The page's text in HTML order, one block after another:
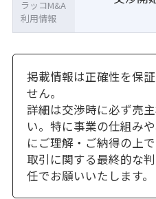
ラッコM&A
利用情報
掲載情報は正確性を保
せん。
詳細は交渉時に必ず売
い。特に事業の仕組み
にご理解・ご納得の上
取引に関する最終的な
任でお願いいたします。